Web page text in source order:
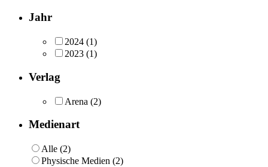
Jahr
2024 (1)
2023 (1)
Verlag
Arena (2)
Medienart
Alle (2)
Physische Medien (2)